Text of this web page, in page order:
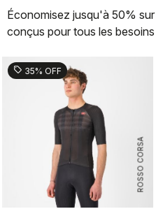
Économisez jusqu'à 50%
conçus pour tous les
ROSSO CORSA
sell 35% OFF